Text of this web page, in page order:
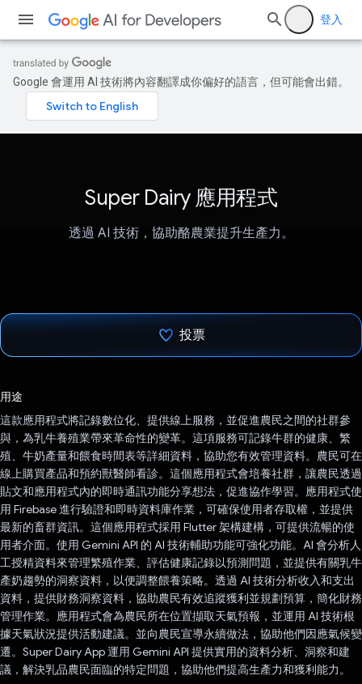
登入
Google 會運用 AI 技術將內容翻譯成你偏好的語言，但可能會出錯。
Super Dairy 應用程式
透過 AI 技術，協助酪農業提升生產力。
投票
用途
這款應用程式將記錄數位化、提供線上服務，並促進農民之間的社群參
與，為乳牛養殖業帶來革命性的變革。這項服務可記錄牛群的健康、繁
殖、牛奶產量和餵食時間表等詳細資料，協助您有效管理資料。農民可在
線上購買產品和預約獸醫師看診。這個應用程式會培養社群，讓農民透過
貼文和應用程式內的即時通訊功能分享想法，促進協作學習。應用程式使
用 Firebase 進行驗證和即時資料庫作業，可確保使用者存取權，並提供
最新的畜群資訊。這個應用程式採用 Flutter 架構建構，可提供流暢的使
用者介面。使用 Gemini API 的 AI 技術輔助功能可強化功能。AI 會分析人
工授精資料來管理繁殖作業、評估健康記錄以預測問題，並提供有關乳牛
產奶趨勢的洞察資料，以便調整餵養策略。透過 AI 技術分析收入和支出
資料，提供財務洞察資料，協助農民有效追蹤獲利並規劃預算，簡化財務
管理作業。應用程式會為農民所在位置擷取天氣預報，並運用 AI 技術根
據天氣狀況提供活動建議。並向農民宣導永續做法，協助他們因應氣候變
遷。Super Dairy App 運用 Gemini API 提供實用的資料分析、洞察和建
議，解決乳品農民面臨的特定問題，協助他們提高生產力和獲利能力。